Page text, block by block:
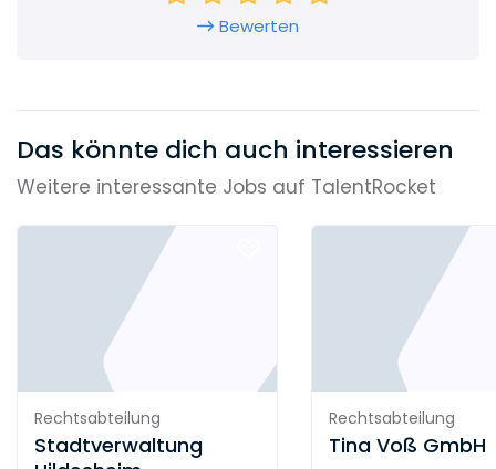
Bewerten
Das könnte dich auch interessieren
Weitere interessante Jobs auf TalentRocket
Rechtsabteilung
Stadtverwaltung
Rechtsabteilung
Tina Voß GmbH